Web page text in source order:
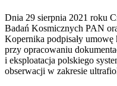
Dnia 29 sierpnia 2021 roku
Badań Kosmicznych PAN
Kopernika podpisały umowę
przy opracowaniu
i eksploatacja polskiego
obserwacji w zakresie